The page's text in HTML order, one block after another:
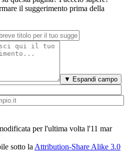
il suggerimento prima della
▼ Espandi campo
per l'ultima volta l'11 mar
sotto la Attribution-Share Alike 3.0